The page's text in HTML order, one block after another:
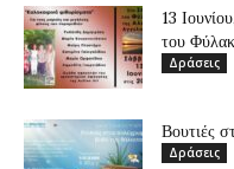
13
του
Δράσεις
Βουτιές
Δράσεις